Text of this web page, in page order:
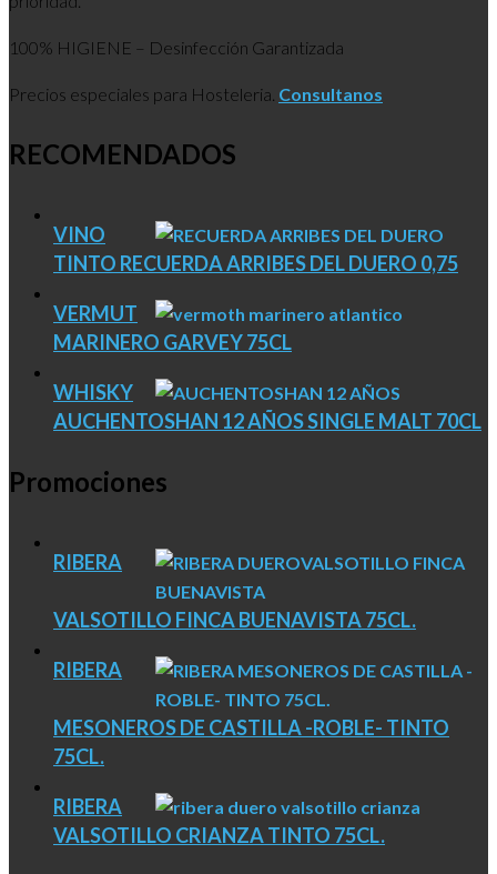
100% HIGIENE – Desinfección Garantizada
Precios especiales para Hosteleria. Consultanos
RECOMENDADOS
VINO
TINTO RECUERDA ARRIBES DEL DUERO 0,75
VERMUT
MARINERO GARVEY 75CL
WHISKY
AUCHENTOSHAN 12 AÑOS SINGLE MALT 70CL
Promociones
RIBERA
VALSOTILLO FINCA BUENAVISTA 75CL.
RIBERA
MESONEROS DE CASTILLA -ROBLE- TINTO
75CL.
RIBERA
VALSOTILLO CRIANZA TINTO 75CL.